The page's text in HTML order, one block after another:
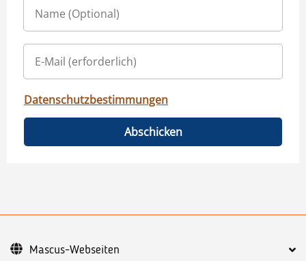
Datenschutzbestimmungen
Abschicken
Mascus-Webseiten